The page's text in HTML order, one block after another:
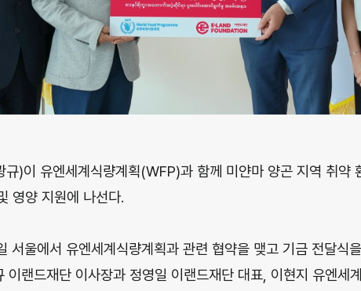
규)이 유엔세계식량계획(WFP)과 함께 미얀마 양곤 지역 취약
영양 지원에 나선다.
서울에서 유엔세계식량계획과 관련 협약을 맺고 기금 전달식
이랜드재단 이사장과 정영일 이랜드재단 대표, 이현지 유엔세